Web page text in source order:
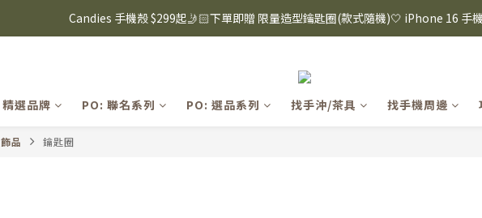
⸜ 8/1-8/31 ⸝  88購物節｜下單滿$1600折$100 / 滿$2200折$200 / 滿$3000折$300 (排除
Candies 手機殼 $299起🤳🏻下單即贈 限量造型鑰匙圈(款式隨機)🤍 iPhone 16 手
精選品牌 PO: 聯名系列 PO: 選品系列 找手沖/茶具 找手機周邊
飾品 鑰匙圈